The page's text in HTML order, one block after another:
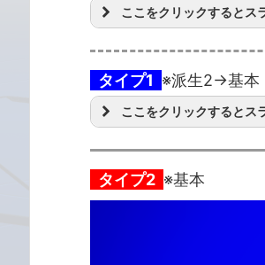
ここをクリックするとス
タイプ1 ※派生2→基本
ここをクリックするとス
タイプ2 ※基本